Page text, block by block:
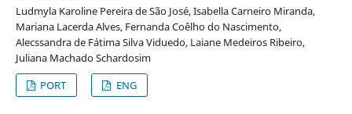
Ludmyla Karoline Pereira de São José, Isabella Carneiro Miranda,
Mariana Lacerda Alves, Fernanda Coêlho do Nascimento,
Alecssandra de Fátima Silva Viduedo, Laiane Medeiros Ribeiro,
Juliana Machado Schardosim
PORT
ENG